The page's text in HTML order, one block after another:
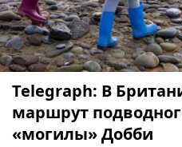
Telegraph: В
маршрут
«могилы» Добби